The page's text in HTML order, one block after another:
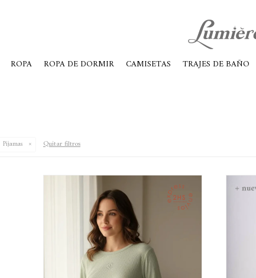
ROPA ROPA DE DORMIR CAMISETAS TRAJES DE BAÑO
Pijamas Quitar filtros